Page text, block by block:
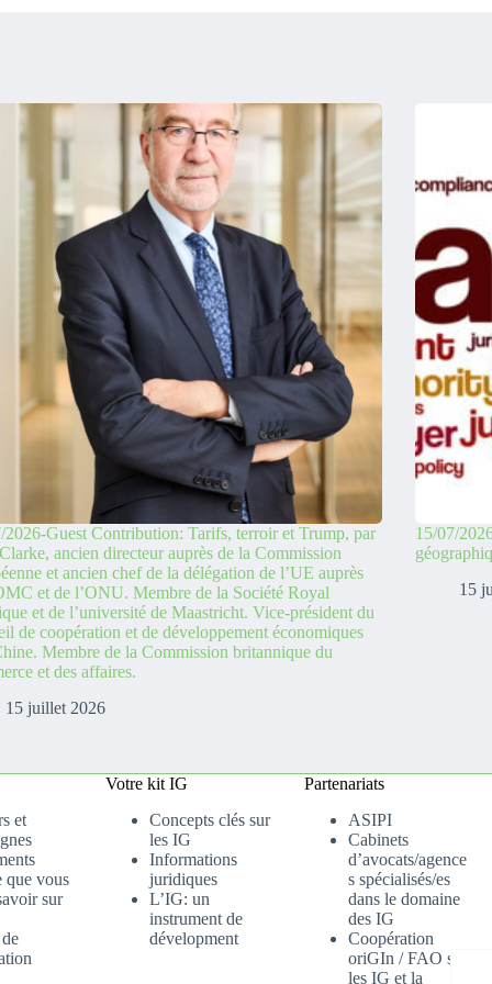
2026-Guest Contribution: Tarifs, terroir et Trump, par
ancien directeur auprès de la Commission
et ancien chef de la délégation de l’UE auprès
et de l’ONU. Membre de la Société Royal
et de l’université de Maastricht. Vice-président du
de coopération et de développement économiques
Membre de la Commission britannique du
et des affaires.
15 juillet 2026
15/07/
15
et
que vous
sur
Votre kit IG
Concepts clés sur
les IG
Informations
juridiques
L’IG: un
instrument de
dévelopment
Partenariats
ASIPI
Cabinets
d’avocats/agence
s spécialisés/es
dans le domaine
des IG
Coopération
oriGIn / FAO sur
les IG et la